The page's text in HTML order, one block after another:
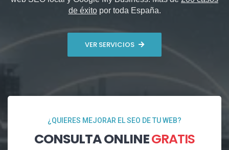
de éxitopor toda España.
VER SERVICIOS
¿QUIERES MEJORAR EL SEO DE TU WEB?
CONSULTA ONLINEGRATIS